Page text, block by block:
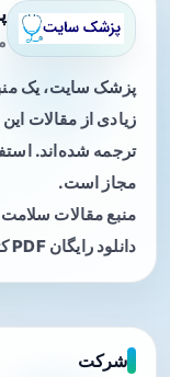
پزشک سایت، یک
زیادی از مقالات
ترجمه شده‌اند.
مجاز است.
منبع مقالات
دانلود رایگان PDF کتاب‌های پزشکی.
شرکت